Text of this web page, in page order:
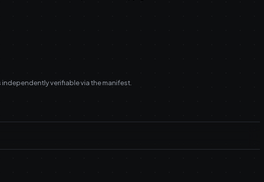
independently verifiable via the manifest.